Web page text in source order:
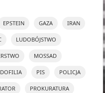
EPSTEIN GAZA IRAN
LUDOBÓJSTWO
MOSSAD
PIS POLICJA
PROKURATURA